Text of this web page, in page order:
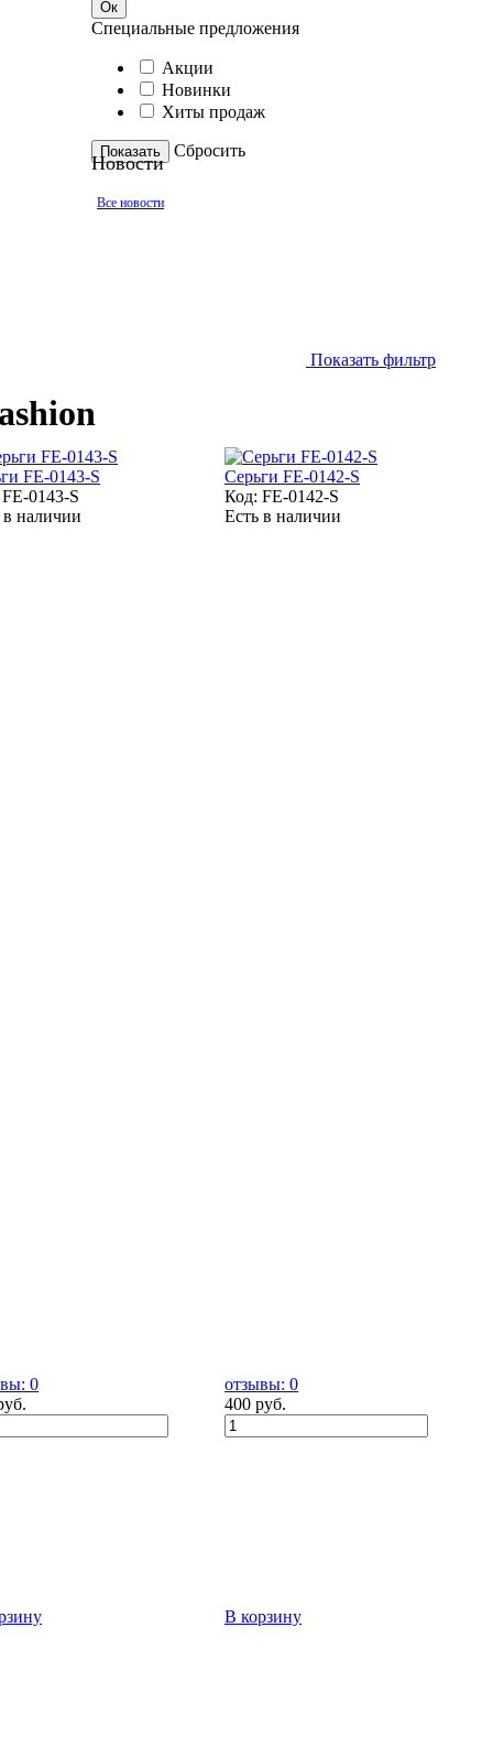
Ок
Специальные предложения
Акции
Новинки
Хиты продаж
Показать Cбросить
Новости
Все новости
Показать фильтр
FE-0143-S
FE-0143-S
в наличии
0
Серьги FE-0142-S
Код: FE-0142-S
Есть в наличии
отзывы: 0
400 руб.
В корзину